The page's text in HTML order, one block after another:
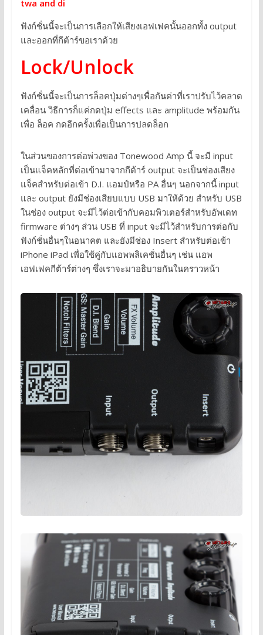
twa and di
ฟังก์ชั่นนี้จะเป็นการเลือกให้เสียงเอฟเฟคนั้นออกทั้ง output
และออกที่กีต้าร์ขอเราด้วย
Lock/Unlock
ฟังก์ชั่นนี้จะเป็นการล็อคปุ่มต่างๆเพื่อกันค่าที่เราปรับไว้คลาด
เคลื่อน วิธีการก็แค่กดปุ่ม effects และ amplitude พร้อมกัน
เพื่อ ล็อค กดอีกครั้งเพื่อเป็นการปลดล็อก
ในส่วนของการต่อพ่วงของ Tonewood Amp นี้ จะมี input
เป็นแจ็คหลักที่ต่อเข้ามาจากกีต้าร์ output จะเป็นช่องเสียง
แจ็คสำหรับต่อเข้า D.I. แอมป์หรือ PA อื่นๆ นอกจากนี้ input
และ output ยังมีช่องเสียบแบบ USB มาให้ด้วย สำหรับ USB
ในช่อง output จะมีไว้ต่อเข้ากับคอมพิวเตอร์สำหรับอัพเดท
firmware ต่างๆ ส่วน USB ที่ input จะมีไว้สำหรับการต่อกับ
ฟังก์ชั่นอื่นๆในอนาคต และยังมีช่อง Insert สำหรับต่อเข้า
iPhone iPad เพื่อใช้คู่กับแอพพลิเคชั่นอื่นๆ เช่น แอพ
เอฟเฟคกีต้าร์ต่างๆ ซึ่งเราจะมาอธิบายกันในคราวหน้า